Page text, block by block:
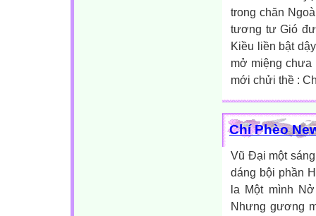
trong chăn
tương tư Gió
Kiều liền bật
mở miệng chưa
mới chửi thề :
Chí Phèo
Vũ Đại một
dáng bội phần
la Một mình
Nhưng gương